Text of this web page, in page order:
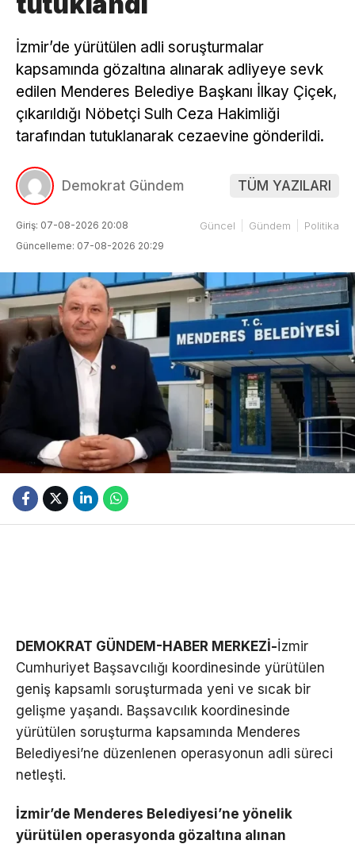
İzmir’de yürütülen adli soruşturmalar
kapsamında gözaltına alınarak adliyeye sevk
edilen Menderes Belediye Başkanı İlkay Çiçek,
çıkarıldığı Nöbetçi Sulh Ceza Hakimliği
tarafından tutuklanarak cezaevine gönderildi.
Demokrat Gündem TÜM YAZILARI
Giriş: 07-08-2026 20:08
Güncelleme: 07-08-2026 20:29
Güncel Gündem Politika
DEMOKRAT GÜNDEM-HABER MERKEZİ-İzmir
Cumhuriyet Başsavcılığı koordinesinde yürütülen
geniş kapsamlı soruşturmada yeni ve sıcak bir
gelişme yaşandı. Başsavcılık koordinesinde
yürütülen soruşturma kapsamında Menderes
Belediyesi’ne düzenlenen operasyonun adli süreci
netleşti.
İzmir’de Menderes Belediyesi’ne yönelik
yürütülen operasyonda gözaltına alınan